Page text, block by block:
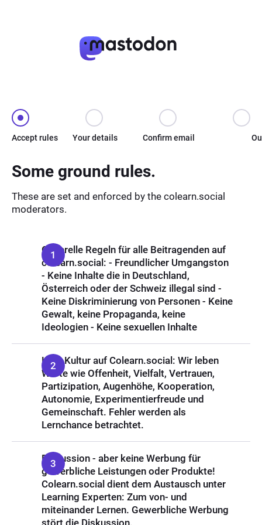
Accept rules Your details Confirm email
Some ground rules.
These are set and enforced by the colearn.social
moderators.
Generelle Regeln für alle Beitragenden auf
colearn.social: - Freundlicher Umgangston
- Keine Inhalte die in Deutschland,
Österreich oder der Schweiz illegal sind -
Keine Diskriminierung von Personen - Keine
Gewalt, keine Propaganda, keine
Ideologien - Keine sexuellen Inhalte
Lern-Kultur auf Colearn.social: Wir leben
Werte wie Offenheit, Vielfalt, Vertrauen,
Partizipation, Augenhöhe, Kooperation,
Autonomie, Experimentierfreude und
Gemeinschaft. Fehler werden als
Lernchance betrachtet.
Diskussion - aber keine Werbung für
gewerbliche Leistungen oder Produkte!
Colearn.social dient dem Austausch unter
Learning Experten: Zum von- und
miteinander Lernen. Gewerbliche Werbung
stört die Diskussion.